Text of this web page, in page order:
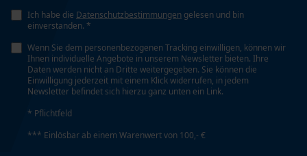
Ich habe die Datenschutzbestimmungen gelesen und bin
einverstanden. *
Wenn Sie dem personenbezogenen Tracking einwilligen, können wir
Ihnen individuelle Angebote in unserem Newsletter bieten. Ihre
Daten werden nicht an Dritte weitergegeben. Sie können die
Einwilligung jederzeit mit einem Klick widerrufen, in jedem
Newsletter befindet sich hierzu ganz unten ein Link.
* Pflichtfeld
*** Einlösbar ab einem Warenwert von 100,- €